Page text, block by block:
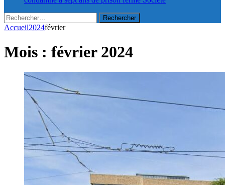
Rechercher :
Accueil2024février
Mois : février 2024